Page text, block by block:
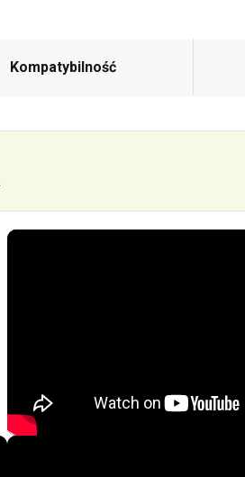
Kompatybilność